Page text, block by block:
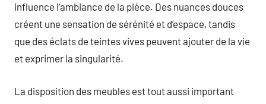
influence l’ambiance de la pièce. Des nuances douces
créent une sensation de sérénité et d’espace, tandis
que des éclats de teintes vives peuvent ajouter de la vie
et exprimer la singularité.
La disposition des meubles est tout aussi important